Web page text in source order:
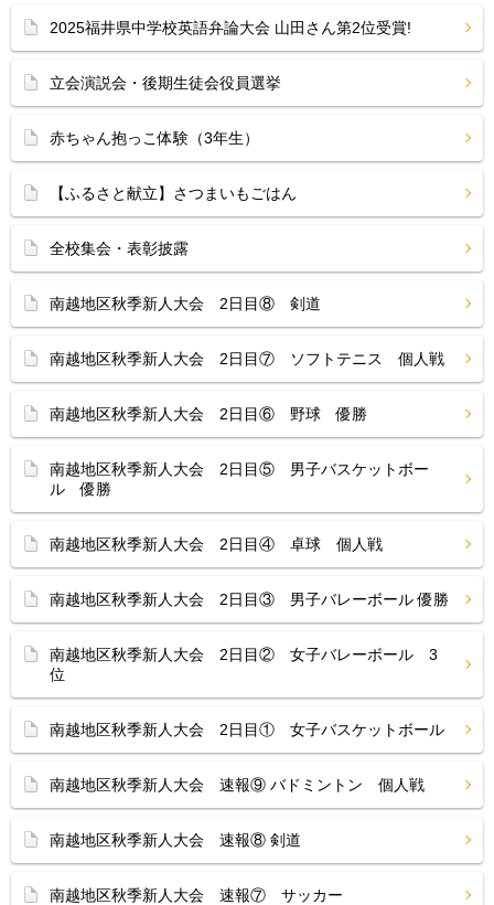
2025福井県中学校英語弁論大会 山田さん第2位受賞!
立会演説会・後期生徒会役員選挙
赤ちゃん抱っこ体験（3年生）
【ふるさと献立】さつまいもごはん
全校集会・表彰披露
南越地区秋季新人大会 2日目⑧ 剣道
南越地区秋季新人大会 2日目⑦ ソフトテニス 個人戦
南越地区秋季新人大会 2日目⑥ 野球 優勝
南越地区秋季新人大会 2日目⑤ 男子バスケットボー
ル 優勝
南越地区秋季新人大会 2日目④ 卓球 個人戦
南越地区秋季新人大会 2日目③ 男子バレーボール 優勝
南越地区秋季新人大会 2日目② 女子バレーボール 3
位
南越地区秋季新人大会 2日目① 女子バスケットボール
南越地区秋季新人大会 速報⑨ バドミントン 個人戦
南越地区秋季新人大会 速報⑧ 剣道
南越地区秋季新人大会 速報⑦ サッカー